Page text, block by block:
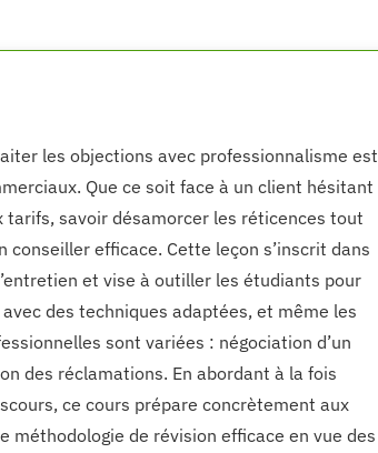
les objections avec professionnalisme est
Que ce soit face à un client hésitant
savoir désamorcer les réticences tout
efficace. Cette leçon s’inscrit dans
et vise à outiller les étudiants pour
des techniques adaptées, et même les
sont variées : négociation d’un
des réclamations. En abordant à la fois
ce cours prépare concrètement aux
de révision efficace en vue des